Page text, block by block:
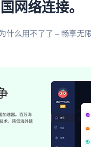
网络连接。
什么用不了了 – 畅享无